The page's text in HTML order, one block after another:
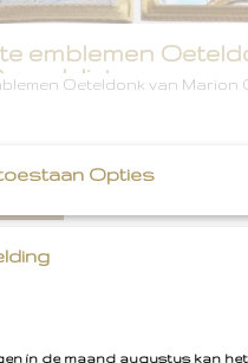
emblemen
Oeteldonk van Marion
Opties
in de maand augustus kan